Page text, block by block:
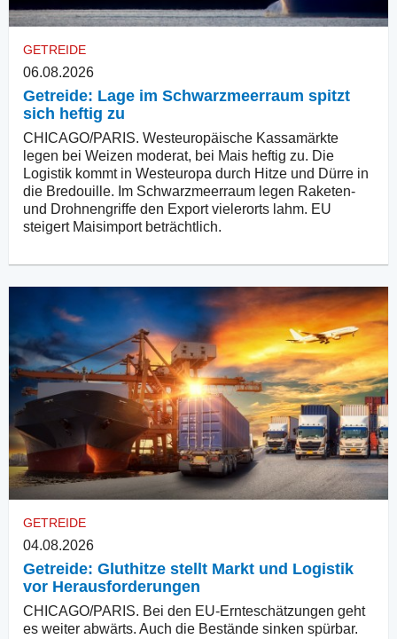
GETREIDE
06.08.2026
Getreide: Lage im Schwarzmeerraum spitzt
sich heftig zu
CHICAGO/PARIS. Westeuropäische Kassamärkte
legen bei Weizen moderat, bei Mais heftig zu. Die
Logistik kommt in Westeuropa durch Hitze und Dürre in
die Bredouille. Im Schwarzmeerraum legen Raketen-
und Drohnengriffe den Export vielerorts lahm. EU
steigert Maisimport beträchtlich.
GETREIDE
04.08.2026
Getreide: Gluthitze stellt Markt und Logistik
vor Herausforderungen
CHICAGO/PARIS. Bei den EU-Ernteschätzungen geht
es weiter abwärts. Auch die Bestände sinken spürbar.